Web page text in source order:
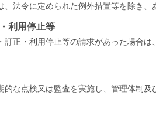
、法令に定められた例外措置等を除き
利用停止等
訂正・利用停止等の請求があった場合
な点検又は監査を実施し、管理体制及